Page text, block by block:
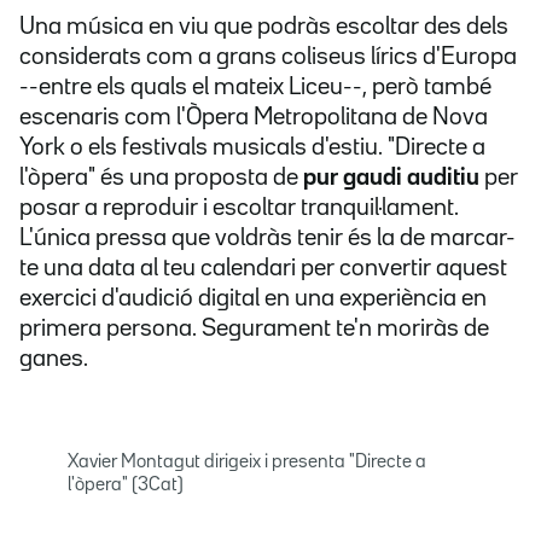
Una música en viu que podràs escoltar des dels
considerats com a grans coliseus lírics d'Europa
--entre els quals el mateix Liceu--, però també
escenaris com l'Òpera Metropolitana de Nova
York o els festivals musicals d'estiu. "Directe a
l'òpera" és una proposta de pur gaudi auditiu per
posar a reproduir i escoltar tranquil·lament.
L'única pressa que voldràs tenir és la de marcar-
te una data al teu calendari per convertir aquest
exercici d'audició digital en una experiència en
primera persona. Segurament te'n moriràs de
ganes.
Xavier Montagut dirigeix i presenta "Directe a
l'òpera" (3Cat)